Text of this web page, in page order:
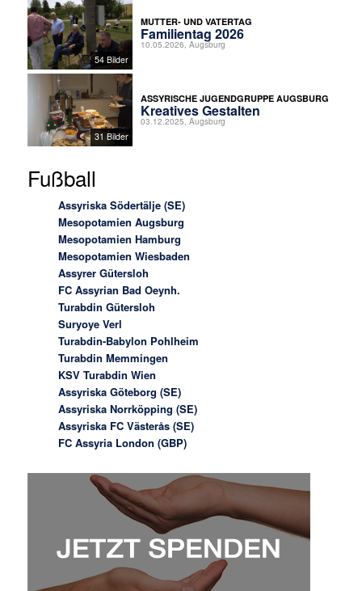
54 Bilder
MUTTER- UND VATERTAG
Familientag 2026
10.05.2026, Augsburg
31 Bilder
ASSYRISCHE JUGENDGRUPPE AUGSBURG
Kreatives Gestalten
03.12.2025, Augsburg
Fußball
Assyriska Södertälje (SE)
Mesopotamien Augsburg
Mesopotamien Hamburg
Mesopotamien Wiesbaden
Assyrer Gütersloh
FC Assyrian Bad Oeynh.
Turabdin Gütersloh
Suryoye Verl
Turabdin-Babylon Pohlheim
Turabdin Memmingen
KSV Turabdin Wien
Assyriska Göteborg (SE)
Assyriska Norrköpping (SE)
Assyriska FC Västerås (SE)
FC Assyria London (GBP)